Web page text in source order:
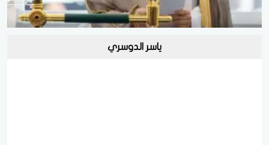
ياسر الدوسري